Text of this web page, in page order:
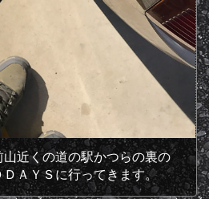
近くの道の駅かつらの裏の
ＡＹＳに行ってきます。